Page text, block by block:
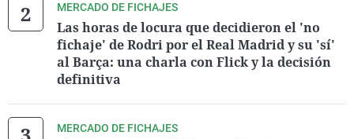
MERCADO DE FICHAJES
Las horas de locura que decidieron el 'no
fichaje' de Rodri por el Real Madrid y su 'sí'
al Barça: una charla con Flick y la decisión
definitiva
MERCADO DE FICHAJES